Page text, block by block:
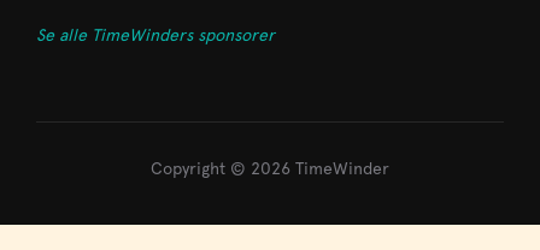
Se alle TimeWinders sponsorer
Copyright © 2026 TimeWinder